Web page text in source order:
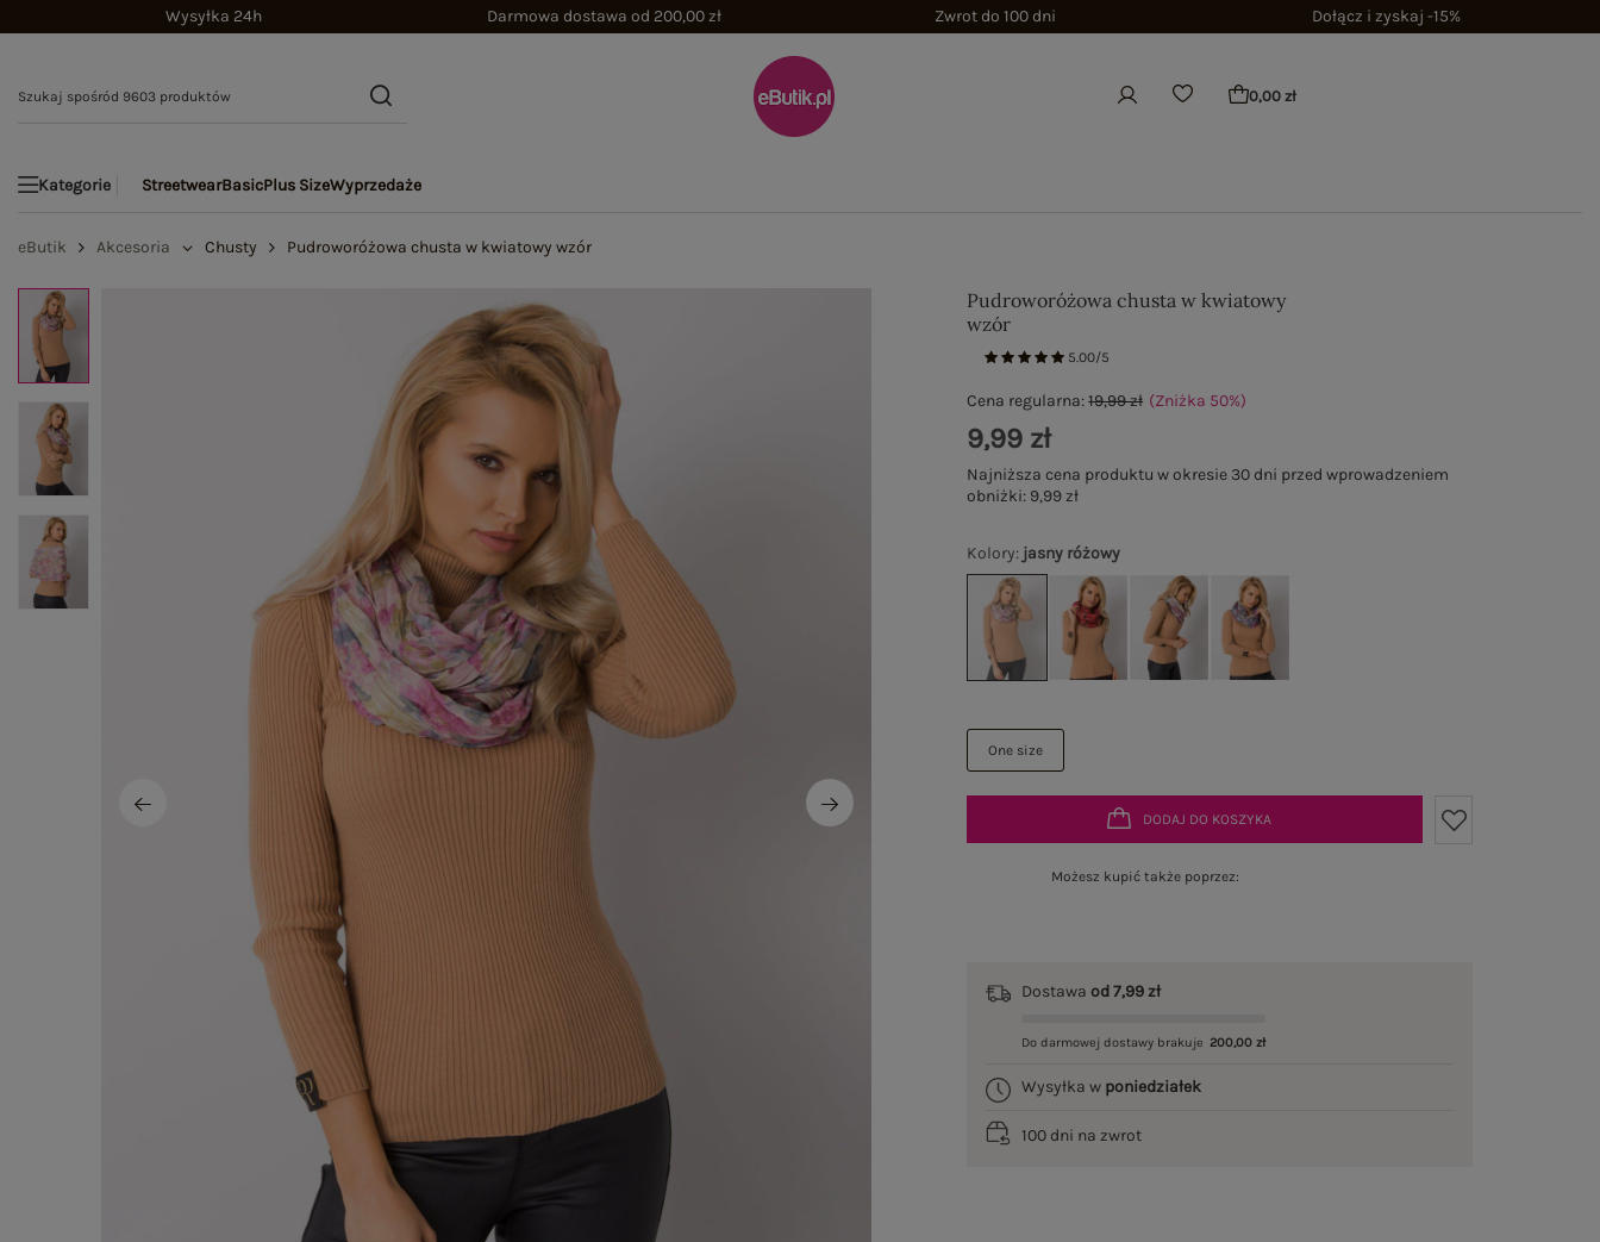
Wysyłka 24h Darmowa dostawa od 200,00 zł Zwrot do 100 dni Dołącz i zyskaj -15%
0,00 zł
Kategorie StreetwearBasicPlus SizeWyprzedaże
eButik Akcesoria Chusty Pudroworóżowa chusta w kwiatowy wzór
Pudroworóżowa chusta w kwiatowy
wzór
5.00/5
Kolory: jasny różowy
One size
Cena regularna:19,99 zł (Zniżka 50%)
9,99 zł
Najniższa cena produktu w okresie 30 dni przed wprowadzeniem
obniżki: 9,99 zł
DODAJ DO KOSZYKA
Możesz kupić także poprzez:
Dostawaod 7,99 zł
Do darmowej dostawy brakuje 200,00 zł
Wysyłka w poniedziałek
100 dni na zwrot